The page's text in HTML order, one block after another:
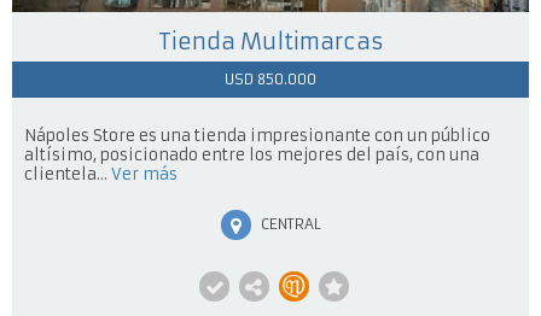
Tienda Multimarcas
USD 850.000
Nápoles Store es una tienda impresionante con un público
altísimo, posicionado entre los mejores del país, con una
clientela... Ver más
CENTRAL